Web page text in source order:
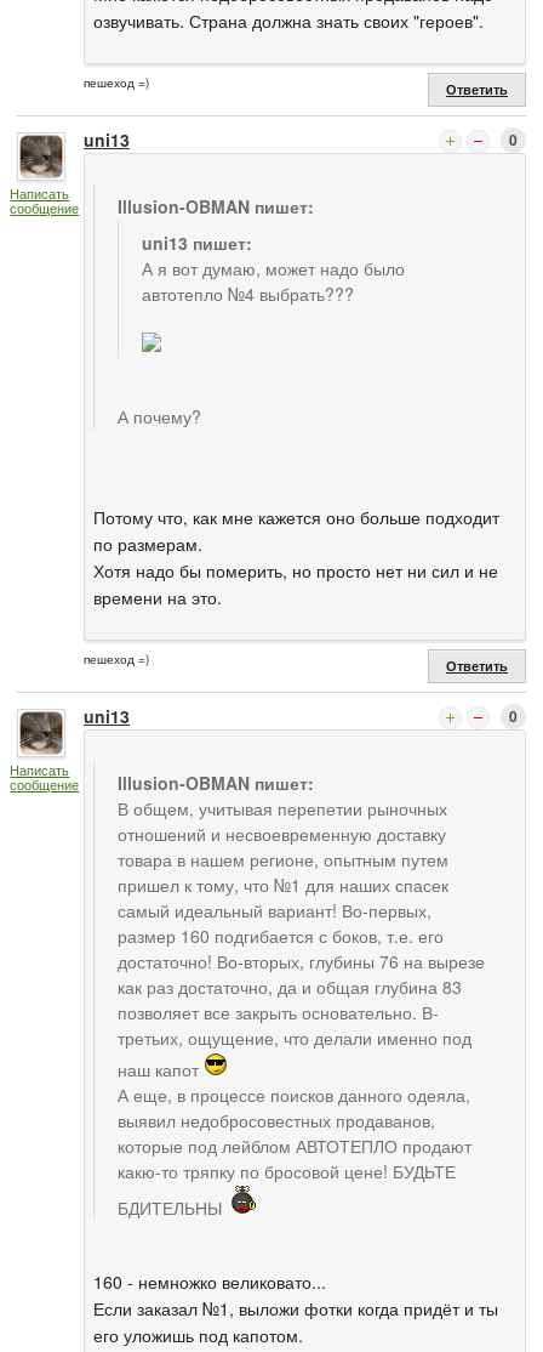
озвучивать. Страна должна знать своих "героев".
пешеход =) Ответить
Написать
сообщение
uni13 0
Illusion-OBMAN пишет:
uni13 пишет:
А я вот думаю, может надо было
автотепло №4 выбрать???
А почему?
Потому что, как мне кажется оно больше подходит
по размерам.
Хотя надо бы померить, но просто нет ни сил и не
времени на это.
пешеход =) Ответить
Написать
сообщение
uni13 0
Illusion-OBMAN пишет:
В общем, учитывая перепетии рыночных
отношений и несвоевременную доставку
товара в нашем регионе, опытным путем
пришел к тому, что №1 для наших спасек
самый идеальный вариант! Во-первых,
размер 160 подгибается с боков, т.е. его
достаточно! Во-вторых, глубины 76 на вырезе
как раз достаточно, да и общая глубина 83
позволяет все закрыть основательно. В-
третьих, ощущение, что делали именно под
наш капот
А еще, в процессе поисков данного одеяла,
выявил недобросовестных продаванов,
которые под лейблом АВТОТЕПЛО продают
какю-то тряпку по бросовой цене! БУДЬТЕ
БДИТЕЛЬНЫ
160 - немножко великовато...
Если заказал №1, выложи фотки когда придёт и ты
его уложишь под капотом.